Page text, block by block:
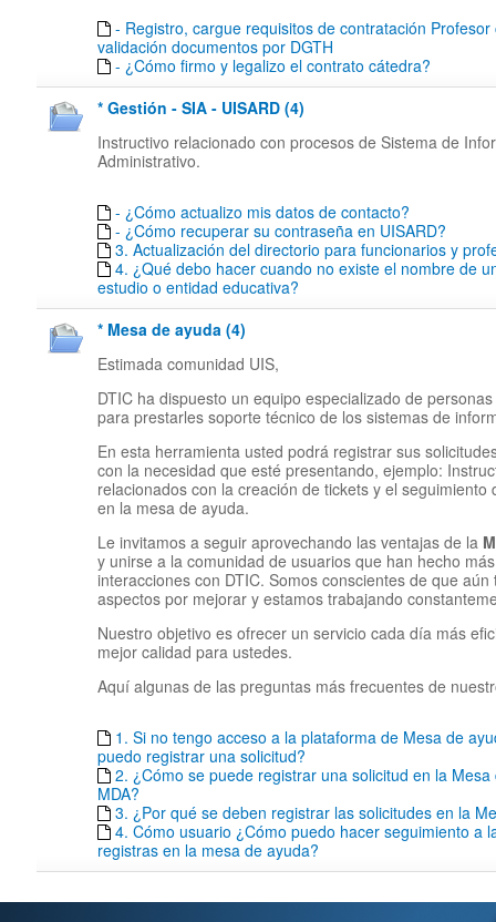
- Registro, cargue requisitos de contratación Profesor
validación documentos por DGTH
- ¿Cómo firmo y legalizo el contrato cátedra?
* Gestión - SIA - UISARD (4)
Instructivo relacionado con procesos de Sistema de
Administrativo.
- ¿Cómo actualizo mis datos de contacto?
- ¿Cómo recuperar su contraseña en UISARD?
3. Actualización del directorio para funcionarios y
4. ¿Qué debo hacer cuando no existe el nombre de
estudio o entidad educativa?
* Mesa de ayuda (4)
Estimada comunidad UIS,
DTIC ha dispuesto un equipo especializado de
para prestarles soporte técnico de los sistemas de
En esta herramienta usted podrá registrar sus
con la necesidad que esté presentando, ejemplo:
relacionados con la creación de tickets y el seguimiento
en la mesa de ayuda.
Le invitamos a seguir aprovechando las ventajas de la
y unirse a la comunidad de usuarios que han hecho
interacciones con DTIC. Somos conscientes de que aún
aspectos por mejorar y estamos trabajando
Nuestro objetivo es ofrecer un servicio cada día más
mejor calidad para ustedes.
Aquí algunas de las preguntas más frecuentes de
1. Si no tengo acceso a la plataforma de Mesa de
puedo registrar una solicitud?
2. ¿Cómo se puede registrar una solicitud en la
MDA?
3. ¿Por qué se deben registrar las solicitudes en la
4. Cómo usuario ¿Cómo puedo hacer seguimiento a
registras en la mesa de ayuda?